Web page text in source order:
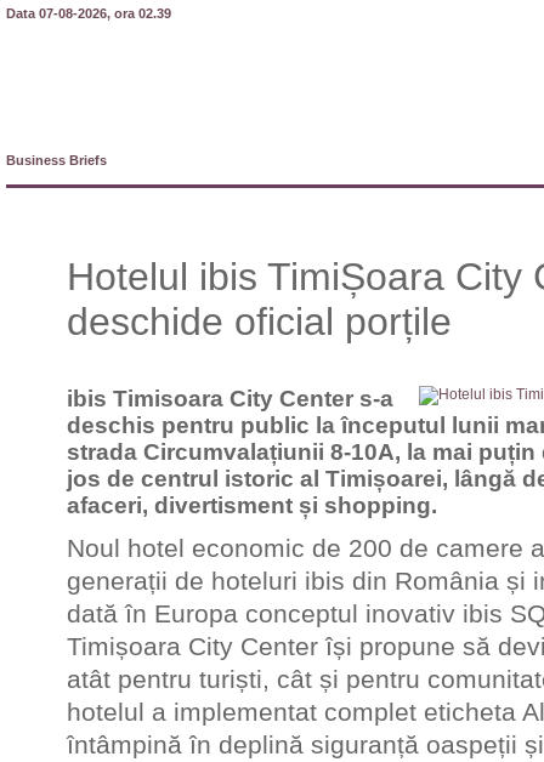
Data 07-08-2026, ora 02.39
Business Briefs
Hotelul ibis TimiȘoara City
deschide oficial porțile
ibis Timisoara City Center s-a
deschis pentru public la începutul lunii
strada Circumvalațiunii 8-10A, la mai
jos de centrul istoric al Timișoarei, lângă
afaceri, divertisment și shopping.
Noul hotel economic de 200 de camere
generații de hoteluri ibis din România și
dată în Europa conceptul inovativ ibis
Timișoara City Center își propune să
atât pentru turiști, cât și pentru
hotelul a implementat complet eticheta
întâmpină în deplină siguranță oaspeții